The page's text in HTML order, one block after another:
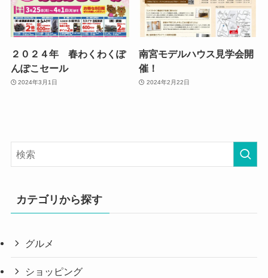
２０２４年 春わくわくぽ
んぽこセール
2024年3月1日
南宮モデルハウス見学会開
催！
2024年2月22日
カテゴリから探す
グルメ
ショッピング